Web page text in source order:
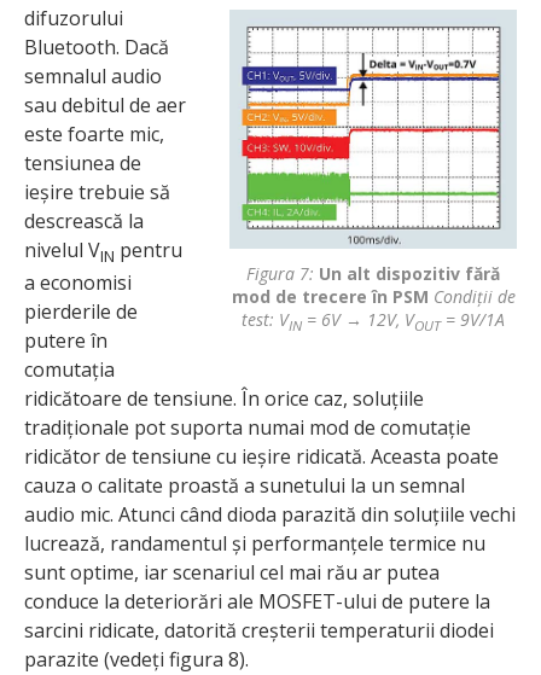
Figura 7: Un alt dispozitiv fără
mod de trecere în PSM Condiții de
test: VIN = 6V → 12V, VOUT= 9V/1A
difuzorului
Bluetooth. Dacă
semnalul audio
sau debitul de aer
este foarte mic,
tensiunea de
ieșire trebuie să
descrească la
nivelul VIN pentru
a economisi
pierderile de
putere în
comutația
ridicătoare de tensiune. În orice caz, soluțiile
tradiționale pot suporta numai mod de comutație
ridicător de tensiune cu ieșire ridicată. Aceasta poate
cauza o calitate proastă a sunetului la un semnal
audio mic. Atunci când dioda parazită din soluțiile vechi
lucrează, randamentul și performanțele termice nu
sunt optime, iar scenariul cel mai rău ar putea
conduce la deteriorări ale MOSFET-ului de putere la
sarcini ridicate, datorită creșterii temperaturii diodei
parazite (vedeți figura 8).